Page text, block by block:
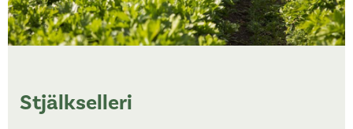
Stjälkselleri